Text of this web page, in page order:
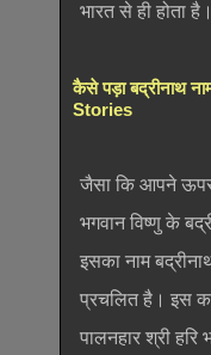
भारत से ही होता है।
कैसे पड़ा बद्रीनाथ
Stories
जैसा कि आपने ऊपर
भगवान विष्णु के
इसका नाम
प्रचलित है। इस
पालनहार श्री